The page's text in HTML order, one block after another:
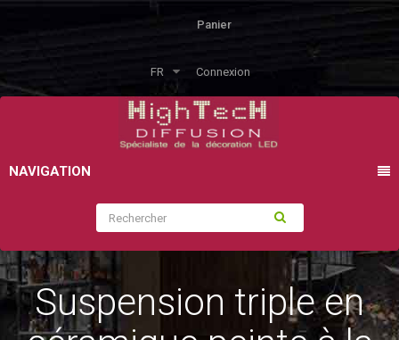
Panier
FR Connexion
NAVIGATION
Suspension triple en